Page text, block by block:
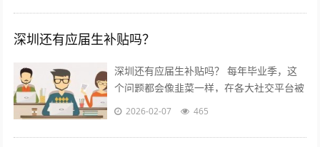
深圳还有应届生补贴吗？
深圳还有应届生补贴吗？ 每年毕业季，这
个问题都会像韭菜一样，在各大社交平台被
割了又长，长了又割。作为一个在深圳摸爬
2026-02-07 465